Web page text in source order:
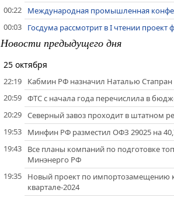
00:22
Международная промышленная
00:03
Госдума рассмотрит в I чтении
Новости предыдущего дня
25 октября
22:19
Кабмин РФ назначил Наталью
20:59 ФТС с начала года перечислила в
20:29 Северный завоз проходит в штатном
19:53
Минфин РФ разместил ОФЗ 29025 на
19:43
Все планы компаний по подготовке
Минэнерго РФ
19:35
Новый проект по импортозамещению
квартале-2024